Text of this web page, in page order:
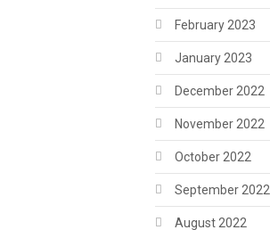
February 2023
January 2023
December 2022
November 2022
October 2022
September 2022
August 2022